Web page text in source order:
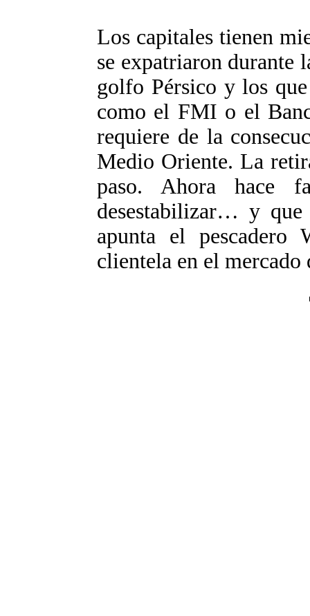
Los capitales tienen
se expatriaron durante
golfo Pérsico y los
como el FMI o el
requiere de la
Medio Oriente. La
paso. Ahora hace
desestabilizar… y
apunta el pescadero
clientela en el mercado